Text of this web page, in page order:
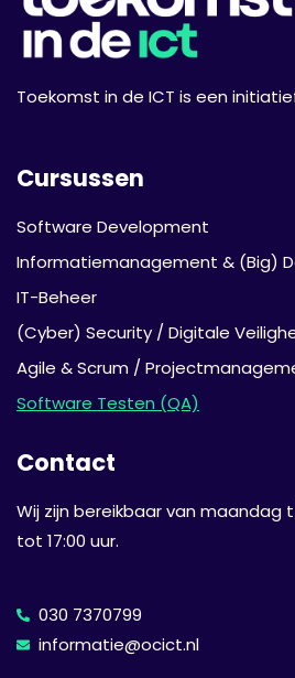
Toekomst in de ICT is een
Cursussen
Software Development
Informatie­management & (Big)
IT-Beheer
(Cyber) Security / Digitale
Agile & Scrum /
Software Testen (QA)
Contact
Wij zijn bereikbaar van maandag
tot 17:00 uur.
030 7370799
informatie@ocict.nl